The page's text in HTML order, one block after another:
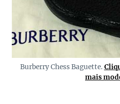
Burberry Chess Baguette.
mais